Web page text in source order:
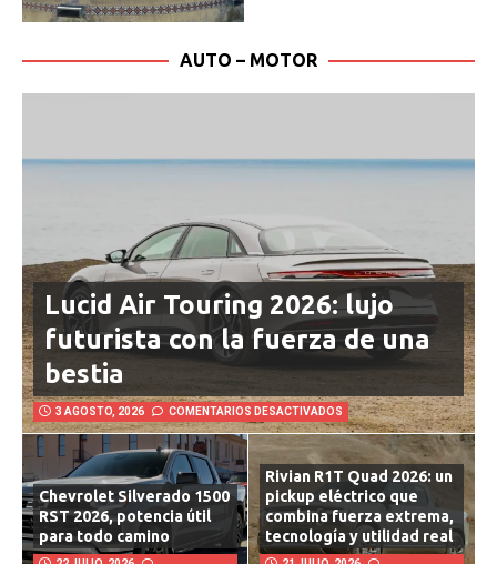
Lucid Air Touring 2026: lujo
futurista con la fuerza de una
bestia
3 AGOSTO, 2026 COMENTARIOS DESACTIVADOS
Chevrolet Silverado 1500
RST 2026, potencia útil
para todo camino
Rivian R1T Quad 2026: un
pickup eléctrico que
combina fuerza extrema,
tecnología y utilidad real